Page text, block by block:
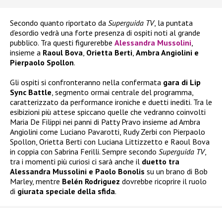
Secondo quanto riportato da Superguida TV, la puntata
d’esordio vedrà una forte presenza di ospiti noti al grande
pubblico. Tra questi figurerebbe Alessandra Mussolini,
insieme a Raoul Bova, Orietta Berti, Ambra Angiolini e
Pierpaolo Spollon.
Gli ospiti si confronteranno nella confermata gara di Lip
Sync Battle, segmento ormai centrale del programma,
caratterizzato da performance ironiche e duetti inediti. Tra le
esibizioni più attese spiccano quelle che vedranno coinvolti
Maria De Filippi nei panni di Patty Pravo insieme ad Ambra
Angiolini come Luciano Pavarotti, Rudy Zerbi con Pierpaolo
Spollon, Orietta Berti con Luciana Littizzetto e Raoul Bova
in coppia con Sabrina Ferilli. Sempre secondo Superguida TV,
tra i momenti più curiosi ci sarà anche il duetto tra
Alessandra Mussolini e Paolo Bonolis su un brano di Bob
Marley, mentre Belén Rodriguez dovrebbe ricoprire il ruolo
di giurata speciale della sfida.